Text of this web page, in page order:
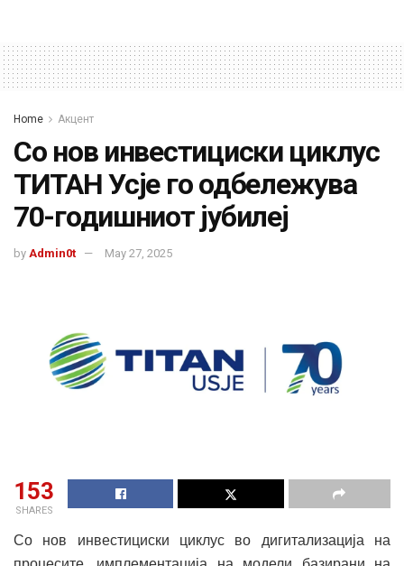
Home Акцент
Со нов инвестициски циклус
ТИТАН Усје го одбележува
70-годишниот јубилеј
by Admin0t May 27, 2025
153
SHARES
Со нов инвестициски циклус во дигитализација на